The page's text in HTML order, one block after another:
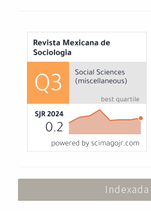
Index